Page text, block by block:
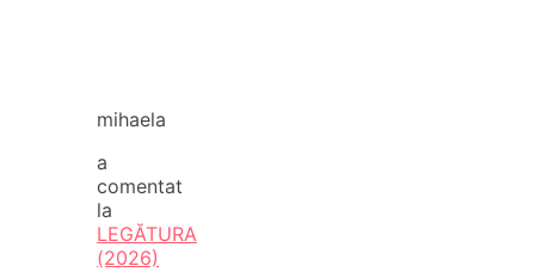
mihaela
a
comentat
la
LEGĂTURA
(2026)